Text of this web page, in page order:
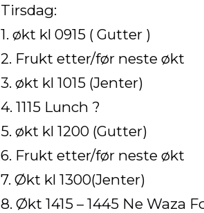
Tirsdag:
1. økt kl 0915 ( Gutter )
2. Frukt etter/før neste økt
3. økt kl 1015 (Jenter)
4. 1115 Lunch ?
5. økt kl 1200 (Gutter)
6. Frukt etter/før neste økt
7. Økt kl 1300(Jenter)
8. Økt 1415 – 1445 Ne Waza